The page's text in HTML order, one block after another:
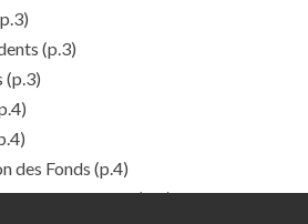
(p.3)
(p.3)
des Fonds (p.4)
Arts mécaniques(p.4)